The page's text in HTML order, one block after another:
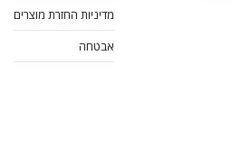
מדיניות החזרת מוצרים
אבטחה